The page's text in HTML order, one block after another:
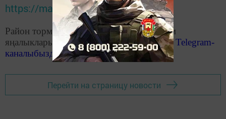
https://max.ru/tatmedia
Район тормышына кагылышлы иң мөһим
яңалыкларыбызны «Чистополь-информ»Telegram-
каналыбызда да укыгыз
Перейти на страницу новости